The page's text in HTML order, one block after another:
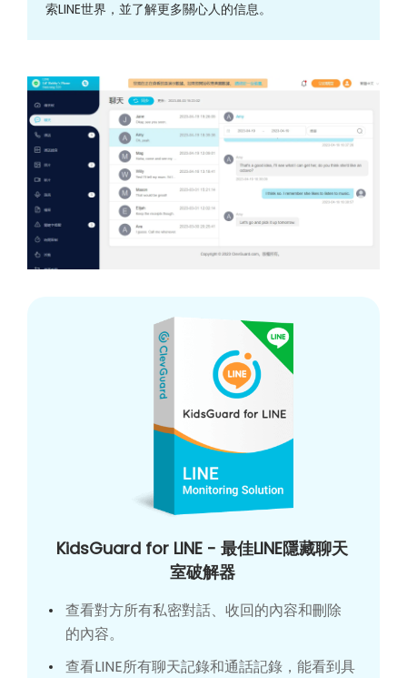
索LINE世界，並了解更多關心人的信息。
KidsGuard for LINE - 最佳LINE隱藏聊天
室破解器
查看對方所有私密對話、收回的內容和刪除
的內容。
查看LINE所有聊天記錄和通話記錄，能看到具